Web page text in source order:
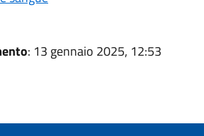
: 13 gennaio 2025, 12:53